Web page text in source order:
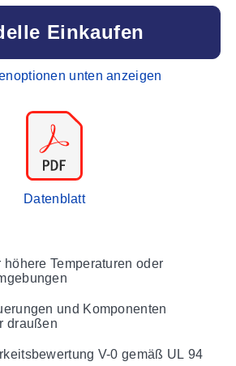
höhere Temperaturen oder
und Komponenten
draußen
V-0 gemäß UL 94
Einkaufen
unten anzeigen
Datenblatt